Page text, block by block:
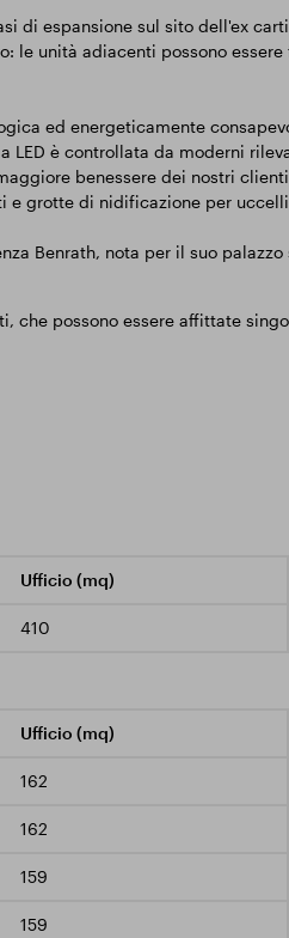
di espansione sul sito dell'ex
le unità adiacenti possono
ed energeticamente
LED è controllata da moderni
benessere dei nostri
e grotte di nidificazione per
Benrath, nota per il suo
possono essere affittate
Ufficio (mq)
410
Ufficio (mq)
162
162
159
159